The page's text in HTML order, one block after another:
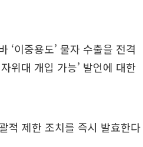
‘이중용도’ 물자 수출을 전격
위대 개입 가능’ 발언에 대한
적 제한 조치를 즉시 발효한다